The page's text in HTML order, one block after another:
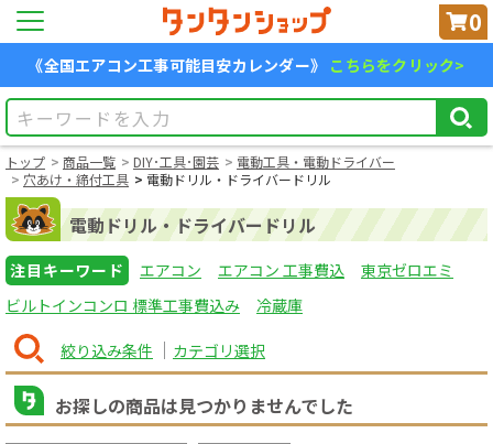
0
《全国エアコン工事可能目安カレンダー》 こちらをクリック>
トップ 商品一覧 DIY･工具･園芸
電動工具・電動ドライバー
穴あけ・締付工具
電動ドリル・ドライバードリル
電動ドリル・ドライバードリル
注目キーワード エアコン エアコン 工事費込
東京ゼロエミ
ビルトインコンロ 標準工事費込み
冷蔵庫
絞り込み条件 カテゴリ選択
お探しの商品は見つかりませんでした